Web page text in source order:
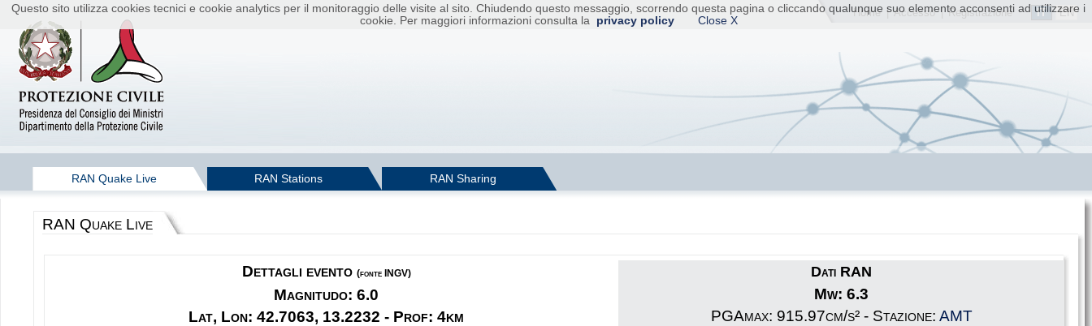
IT EN
Home |Accesso| Registrazione
Questo sito utilizza cookies tecnici e cookie analytics per il monitoraggio delle visite al sito. Chiudendo questo messaggio, scorrendo questa pagina o cliccando qualunque suo elemento acconsenti ad utilizzare i
cookie. Per maggiori informazioni consulta la
privacy policy Close X
RAN Quake Live RAN Stations RAN Sharing
RAN Quake Live
Dettagli evento (fonte INGV)
Magnitudo: 6.0
Lat, Lon: 42.7063, 13.2232 - Prof: 4km
Dati RAN
Mw: 6.3
PGAmax: 915.97cm/s² - Stazione: AMT